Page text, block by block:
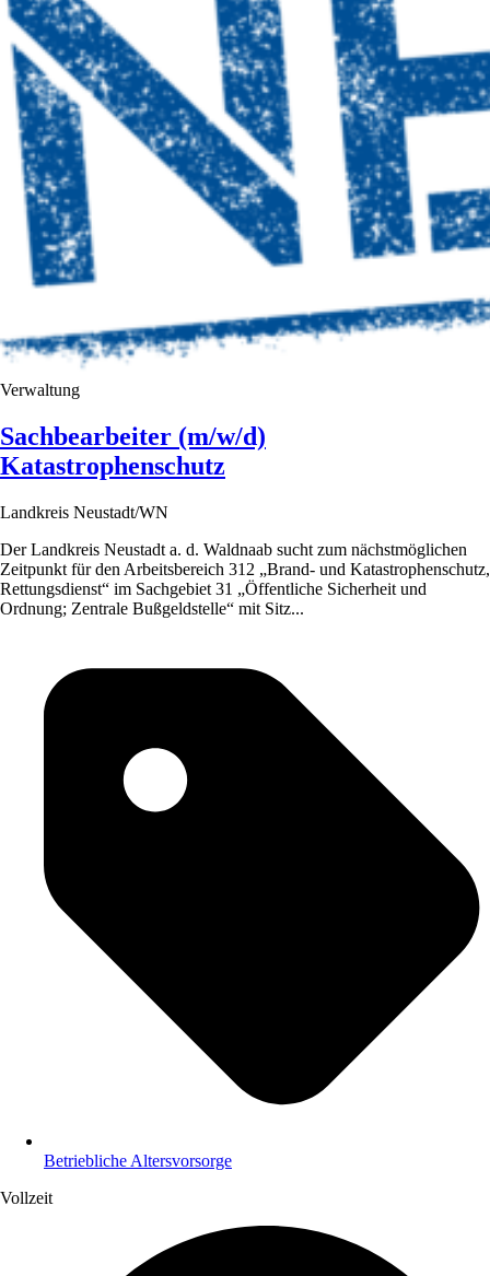
Verwaltung
Sachbearbeiter (m/w/d)
Katastrophenschutz
Landkreis Neustadt/WN
Der Landkreis Neustadt a. d. Waldnaab sucht zum nächstmöglichen
Zeitpunkt für den Arbeitsbereich 312 „Brand- und Katastrophenschutz,
Rettungsdienst“ im Sachgebiet 31 „Öffentliche Sicherheit und
Ordnung; Zentrale Bußgeldstelle“ mit Sitz...
Betriebliche Altersvorsorge
Vollzeit